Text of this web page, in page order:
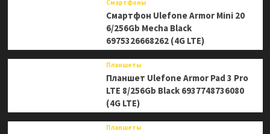
Смартфоны
Смартфон Ulefone Armor Mini 20
6/256Gb Mecha Black
6975326668262 (4G LTE)
Планшеты
Планшет Ulefone Armor Pad 3 Pro
LTE 8/256Gb Black 6937748736080
(4G LTE)
Планшеты